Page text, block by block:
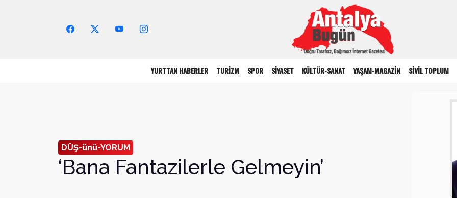
YURTTAN HABERLER TURİZM SPOR SİYASET KÜLTÜR-SANAT YAŞAM-MAGAZİN SİVİL TOPLUM
DÜŞ-ünü-YORUM
‘Bana Fantazilerle Gelmeyin’
Arama Yap!